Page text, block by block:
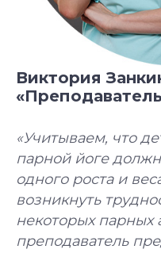
Виктория
«Учитываем, что
парной йоге
одного роста и
возникнуть
некоторых парных
преподаватель